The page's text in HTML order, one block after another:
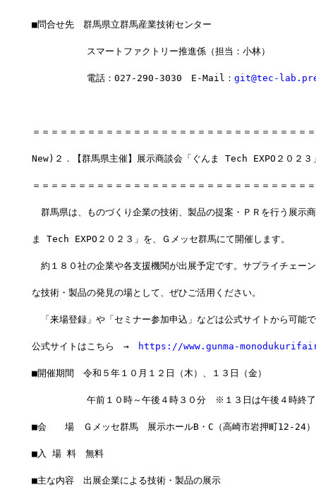
■問合せ先　群馬県立群馬産業技術センター
スマートファクトリー推進係（担当：小林）
電話：027-290-3030　E-Mail： git@tec-
＝＝＝＝＝＝＝＝＝＝＝＝＝＝＝＝＝＝＝＝＝＝＝＝＝＝＝＝＝＝
New)２．【群馬県主催】展示商談会「ぐんま Tech EXPO２０２３
＝＝＝＝＝＝＝＝＝＝＝＝＝＝＝＝＝＝＝＝＝＝＝＝＝＝＝＝＝＝
群馬県は、ものづくり企業の技術、製品の提案・ＰＲを行う展示
ま Tech EXPO２０２３」を、Ｇメッセ群馬にて開催します。
約１８０社の企業や各支援機関が出展予定です。サプライチェー
な技術・製品の発見の場として、ぜひご活用ください。
「来場登録」や「セミナー参加申込」などは公式サイトから可能
公式サイトはこちら　→ https://www.gunma-
■開催期間　令和５年１０月１２日（木）、１３日（金）
午前１０時～午後４時３０分　※１３日は午後４時終了
■会　　場　Ｇメッセ群馬　展示ホールB・C（高崎市岩押町12-24）
■入 場 料　無料
■主な内容　出展企業による技術・製品の展示